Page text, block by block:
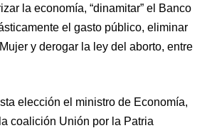
la economía, “dinamitar” el Banco
el gasto público, eliminar
y derogar la ley del aborto, entre
elección el ministro de Economía,
coalición Unión por la Patria